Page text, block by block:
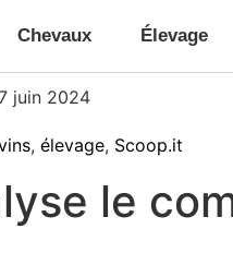
Chevaux Élevage
juin 2024
, élevage, Scoop.it
le